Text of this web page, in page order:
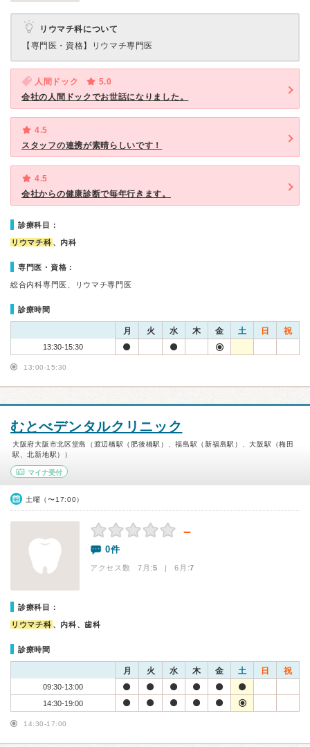
リウマチ科について
【専門医・資格】
リウマチ専門医
人間ドック
5.0
会社の人間ドックでお世話になりました。
4.5
スタッフの連携が素晴らしいです！
4.5
会社からの健康診断で毎年行きます。
診療科目：
リウマチ科 、内科
専門医・資格：
総合内科専門医、リウマチ専門医
診療時間
月 火 水 木 金 土 日 祝
13:30-15:30
13:00-15:30
むとべデンタルクリニック
大阪府大阪市北区堂島（渡辺橋駅（肥後橋駅）、福島駅（新福島駅）、大阪駅（梅田
駅、北新地駅））
マイナ受付
土曜（〜17:00）
－
0件
アクセス数 7月:5 | 6月:7
診療科目：
リウマチ科 、内科、歯科
診療時間
月 火 水 木 金 土 日 祝
09:30-13:00
14:30-19:00
14:30-17:00